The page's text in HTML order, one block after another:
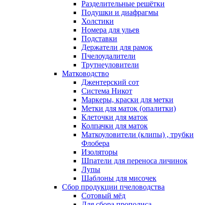
Разделительные решётки
Подушки и диафрагмы
Холстики
Номера для ульев
Подставки
Держатели для рамок
Пчелоудалители
Трутнеуловители
Матководство
Джентерский сот
Система Никот
Маркеры, краски для метки
Метки для маток (опалитки)
Клеточки для маток
Колпачки для маток
Маткоуловители (клипы) , трубки
Флобера
Изоляторы
Шпатели для переноса личинок
Лупы
Шаблоны для мисочек
Сбор продукции пчеловодства
Сотовый мёд